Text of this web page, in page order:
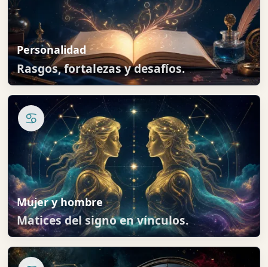
Personalidad
Rasgos, fortalezas y desafíos.
♋
Mujer y hombre
Matices del signo en vínculos.